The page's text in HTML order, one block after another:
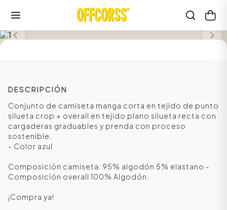
DESCRIPCIÓN
Conjunto de camiseta manga corta en tejido de punto
silueta crop + overall en tejido plano silueta recta con
cargaderas graduables y prenda con proceso
sostenible.
- Color azul
Composición camiseta: 95% algodón 5% elastano -
Composición overall 100% Algodón.
¡Compra ya!